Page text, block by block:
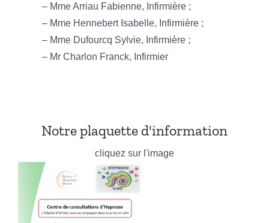
– Mme Arriau Fabienne, Infirmière ;
– Mme Hennebert Isabelle, Infirmière ;
– Mme Dufourcq Sylvie, Infirmière ;
– Mr Charlon Franck, Infirmier
Notre plaquette d'information
cliquez sur l'image